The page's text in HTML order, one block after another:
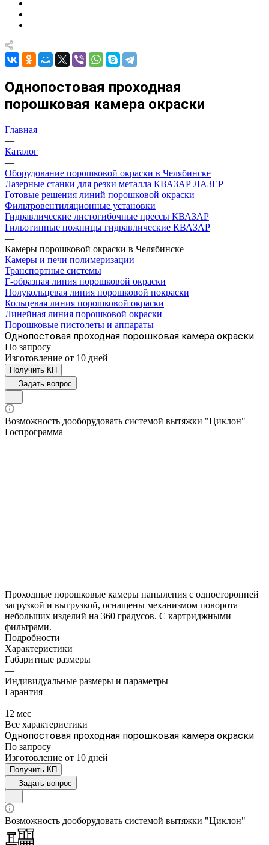
Однопостовая проходная
порошковая камера окраски
Главная
—
Каталог
—
Оборудование порошковой окраски в Челябинске
Лазерные станки для резки металла КВАЗАР ЛАЗЕР
Готовые решения линий порошковой окраски
Фильтровентиляционные установки
Гидравлические листогибочные прессы КВАЗАР
Гильотинные ножницы гидравлические КВАЗАР
—
Камеры порошковой окраски в Челябинске
Камеры и печи полимеризации
Транспортные системы
Г-образная линия порошковой окраски
Полукольцевая линия порошковой покраски
Кольцевая линия порошковой окраски
Линейная линия порошковой окраски
Порошковые пистолеты и аппараты
Однопостовая проходная порошковая камера окраски
По запросу
Изготовление от 10 дней
Получить КП
Задать вопрос
Возможность дооборудовать системой вытяжки "Циклон"
Госпрограмма
Проходные порошковые камеры напыления с односторонней
загрузкой и выгрузкой, оснащены механизмом поворота
небольших изделий на 360 градусов. С картриджными
фильтрами.
Подробности
Характеристики
Габаритные размеры
—
Индивидуальные размеры и параметры
Гарантия
—
12 мес
Все характеристики
Однопостовая проходная порошковая камера окраски
По запросу
Изготовление от 10 дней
Получить КП
Задать вопрос
Возможность дооборудовать системой вытяжки "Циклон"